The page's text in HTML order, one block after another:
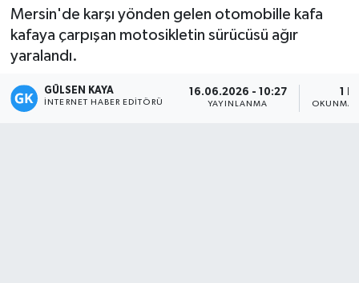
Mersin'de karşı yönden gelen otomobille kafa
kafaya çarpışan motosikletin sürücüsü ağır
yaralandı.
GÜLSEN KAYA
İNTERNET HABER EDITÖRÜ
16.06.2026 - 10:27
YAYINLANMA OKUNMA
Kültür - Sanat